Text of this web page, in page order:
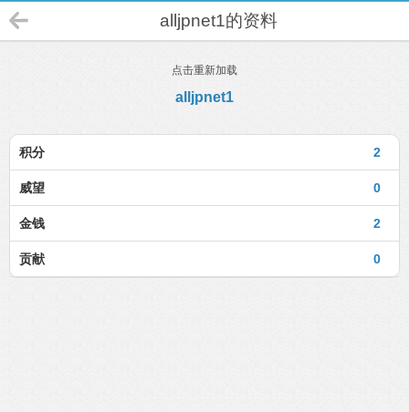
alljpnet1的资料
点击重新加载
alljpnet1
2
积分
0
威望
2
金钱
0
贡献